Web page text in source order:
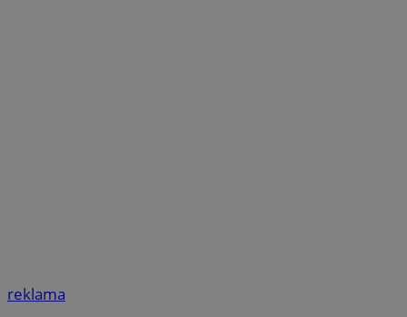
reklama